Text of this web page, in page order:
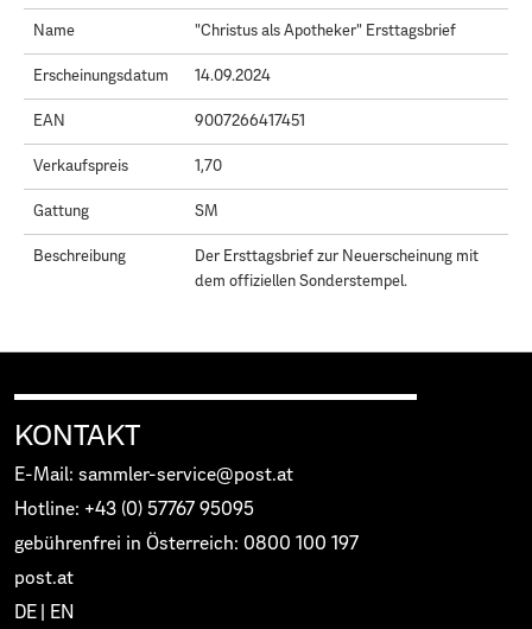
Name "Christus als Apotheker" Ersttagsbrief
Erscheinungsdatum 14.09.2024
EAN 9007266417451
Verkaufspreis 1,70
Gattung SM
Beschreibung
Der Ersttagsbrief zur Neuerscheinung mit
dem offiziellen Sonderstempel.
KONTAKT
E-Mail: sammler-service@post.at
Hotline: +43 (0) 57767 95095
gebührenfrei in Österreich: 0800 100 197
post.at
DE
EN